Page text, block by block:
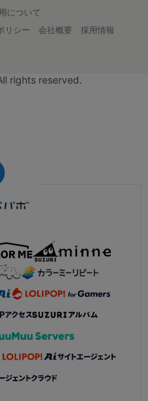
について
リシー 会社概要
採用情報
rights reserved.